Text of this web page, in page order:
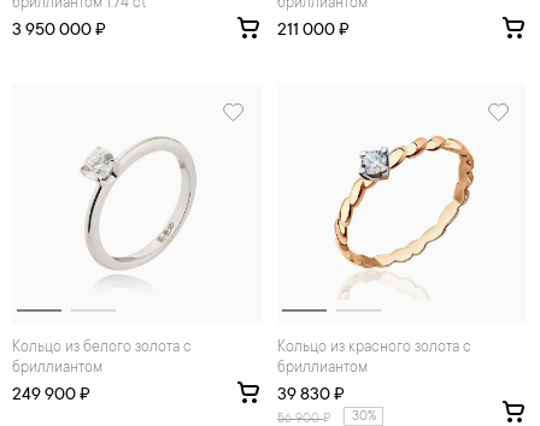
бриллиантом 1.74 ct
3 950 000 ₽
бриллиантом
211 000 ₽
Кольцо из белого золота с
бриллиантом
249 900 ₽
Кольцо из красного золота с
бриллиантом
39 830 ₽
56 900₽ 30%